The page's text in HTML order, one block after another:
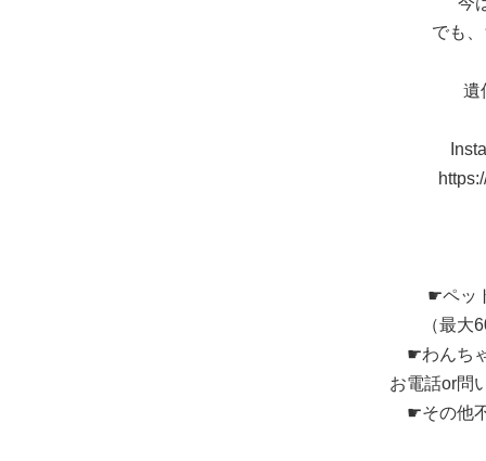
でも
遺
☛ペッ
（最
☛わんち
お電話or問
☛その他